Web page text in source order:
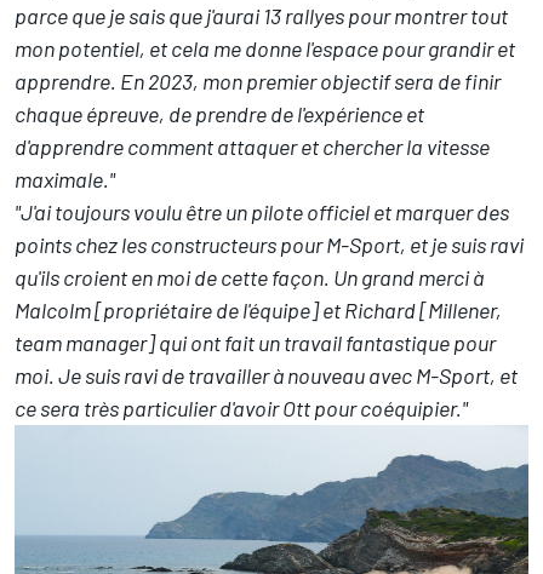
parce que je sais que j'aurai 13 rallyes pour montrer tout
mon potentiel, et cela me donne l'espace pour grandir et
apprendre. En 2023, mon premier objectif sera de finir
chaque épreuve, de prendre de l'expérience et
d'apprendre comment attaquer et chercher la vitesse
maximale."
"J'ai toujours voulu être un pilote officiel et marquer des
points chez les constructeurs pour M-Sport, et je suis ravi
qu'ils croient en moi de cette façon. Un grand merci à
Malcolm [propriétaire de l'équipe] et Richard [Millener,
team manager] qui ont fait un travail fantastique pour
moi. Je suis ravi de travailler à nouveau avec M-Sport, et
ce sera très particulier d'avoir Ott pour coéquipier."